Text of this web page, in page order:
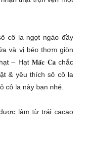
cô la ngọt ngào đầy
và vị béo thơm giòn
– Hạt 𝐌𝐚̆́𝐜 𝐂𝐚 chắc
& yêu thích sô cô la
cô la này bạn nhé.
làm từ trái cacao